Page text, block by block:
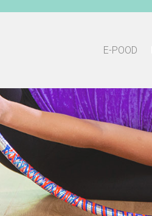
E-POOD